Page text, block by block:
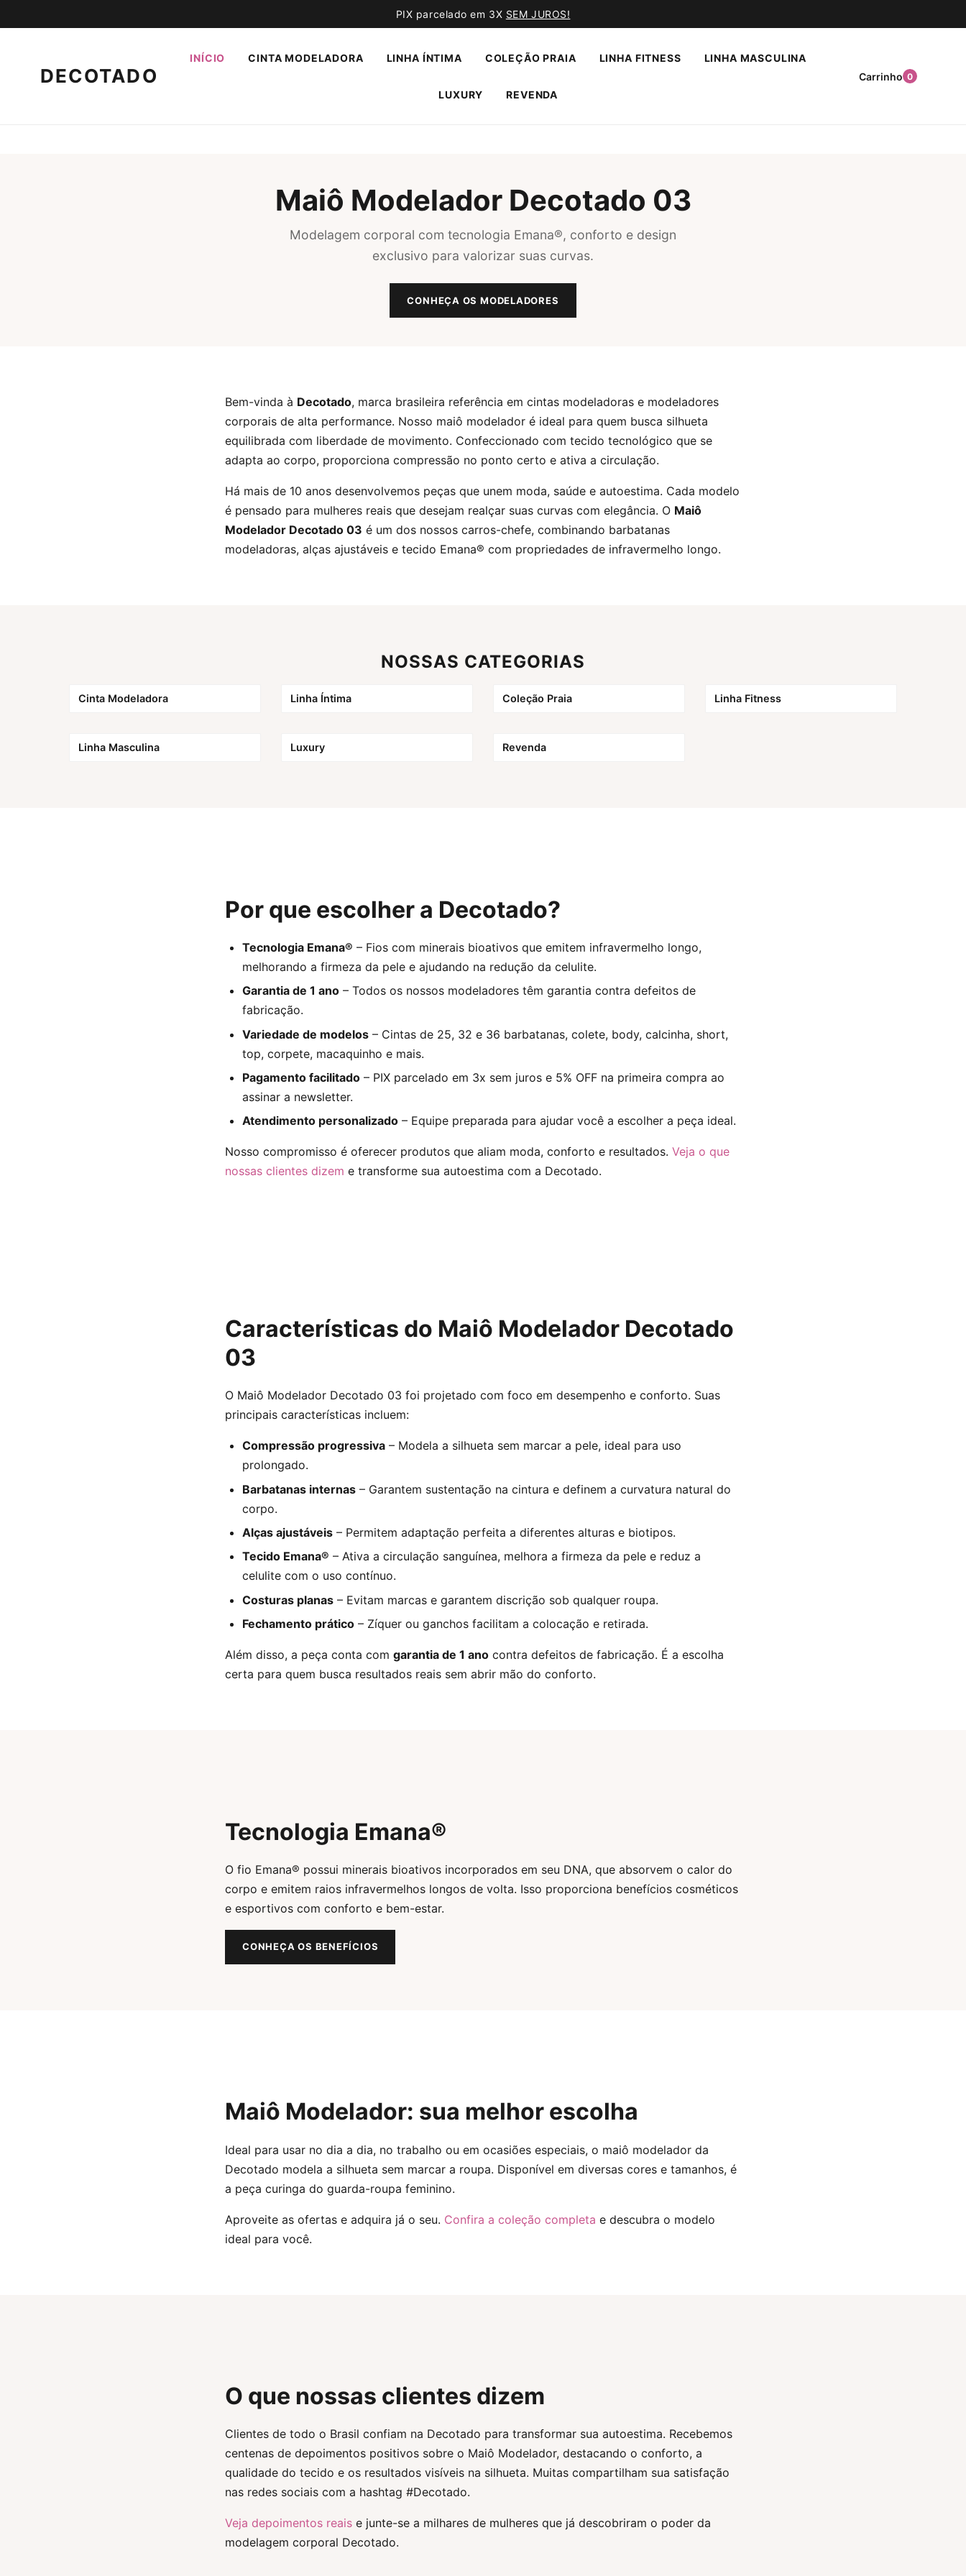
PIX parcelado em 3X SEM JUROS!
DECOTADO
INÍCIO CINTA MODELADORA LINHA ÍNTIMA COLEÇÃO PRAIA LINHA FITNESS LINHA MASCULINA
LUXURY REVENDA
Carrinho 0
Maiô Modelador Decotado 03
Modelagem corporal com tecnologia Emana®, conforto e design
exclusivo para valorizar suas curvas.
CONHEÇA OS MODELADORES
Bem-vinda à Decotado, marca brasileira referência em cintas modeladoras e modeladores
corporais de alta performance. Nosso maiô modelador é ideal para quem busca silhueta
equilibrada com liberdade de movimento. Confeccionado com tecido tecnológico que se
adapta ao corpo, proporciona compressão no ponto certo e ativa a circulação.
Há mais de 10 anos desenvolvemos peças que unem moda, saúde e autoestima. Cada modelo
é pensado para mulheres reais que desejam realçar suas curvas com elegância. O Maiô
Modelador Decotado 03 é um dos nossos carros-chefe, combinando barbatanas
modeladoras, alças ajustáveis e tecido Emana® com propriedades de infravermelho longo.
NOSSAS CATEGORIAS
Cinta Modeladora Linha Íntima Coleção Praia Linha Fitness
Linha Masculina Luxury Revenda
Por que escolher a Decotado?
Tecnologia Emana® – Fios com minerais bioativos que emitem infravermelho longo,
melhorando a firmeza da pele e ajudando na redução da celulite.
Garantia de 1 ano – Todos os nossos modeladores têm garantia contra defeitos de
fabricação.
Variedade de modelos – Cintas de 25, 32 e 36 barbatanas, colete, body, calcinha, short,
top, corpete, macaquinho e mais.
Pagamento facilitado – PIX parcelado em 3x sem juros e 5% OFF na primeira compra ao
assinar a newsletter.
Atendimento personalizado – Equipe preparada para ajudar você a escolher a peça ideal.
Nosso compromisso é oferecer produtos que aliam moda, conforto e resultados. Veja o que
nossas clientes dizem e transforme sua autoestima com a Decotado.
Características do Maiô Modelador Decotado
03
O Maiô Modelador Decotado 03 foi projetado com foco em desempenho e conforto. Suas
principais características incluem:
Compressão progressiva – Modela a silhueta sem marcar a pele, ideal para uso
prolongado.
Barbatanas internas – Garantem sustentação na cintura e definem a curvatura natural do
corpo.
Alças ajustáveis – Permitem adaptação perfeita a diferentes alturas e biotipos.
Tecido Emana® – Ativa a circulação sanguínea, melhora a firmeza da pele e reduz a
celulite com o uso contínuo.
Costuras planas – Evitam marcas e garantem discrição sob qualquer roupa.
Fechamento prático – Zíquer ou ganchos facilitam a colocação e retirada.
Além disso, a peça conta com garantia de 1 ano contra defeitos de fabricação. É a escolha
certa para quem busca resultados reais sem abrir mão do conforto.
Tecnologia Emana®
O fio Emana® possui minerais bioativos incorporados em seu DNA, que absorvem o calor do
corpo e emitem raios infravermelhos longos de volta. Isso proporciona benefícios cosméticos
e esportivos com conforto e bem-estar.
CONHEÇA OS BENEFÍCIOS
Maiô Modelador: sua melhor escolha
Ideal para usar no dia a dia, no trabalho ou em ocasiões especiais, o maiô modelador da
Decotado modela a silhueta sem marcar a roupa. Disponível em diversas cores e tamanhos, é
a peça curinga do guarda-roupa feminino.
Aproveite as ofertas e adquira já o seu. Confira a coleção completa e descubra o modelo
ideal para você.
O que nossas clientes dizem
Clientes de todo o Brasil confiam na Decotado para transformar sua autoestima. Recebemos
centenas de depoimentos positivos sobre o Maiô Modelador, destacando o conforto, a
qualidade do tecido e os resultados visíveis na silhueta. Muitas compartilham sua satisfação
nas redes sociais com a hashtag #Decotado.
Veja depoimentos reais e junte-se a milhares de mulheres que já descobriram o poder da
modelagem corporal Decotado.